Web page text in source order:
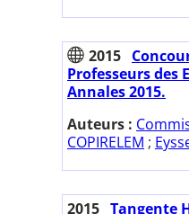
2015
Professeurs des
Annales 2015.
Auteurs :
COPIRELEM ;
2015 Tangente